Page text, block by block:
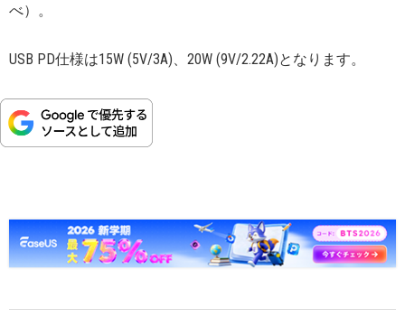
べ）。
USB PD仕様は15W (5V/3A)、20W (9V/2.22A)となります。